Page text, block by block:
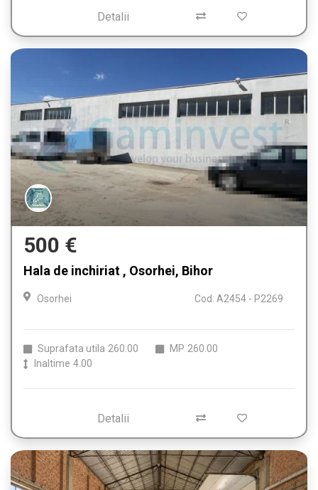
Detalii
500 €
Hala de inchiriat , Osorhei, Bihor
Osorhei Cod: A2454 - P2269
Suprafata utila 260.00 MP 260.00
Inaltime 4.00
Detalii